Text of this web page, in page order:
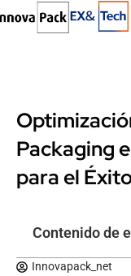
Packaging
para el
Contenido de
Innovapack_net